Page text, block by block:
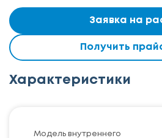
Заявка на
Получить
Характеристики
Модель внутреннего